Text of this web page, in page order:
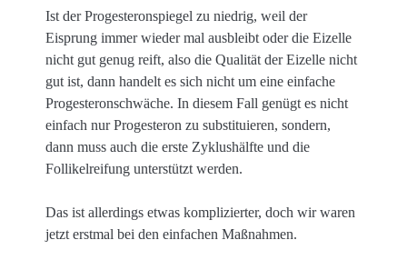
Ist der Progesteronspiegel zu niedrig, weil der
Eisprung immer wieder mal ausbleibt oder die Eizelle
nicht gut genug reift, also die Qualität der Eizelle nicht
gut ist, dann handelt es sich nicht um eine einfache
Progesteronschwäche. In diesem Fall genügt es nicht
einfach nur Progesteron zu substituieren, sondern,
dann muss auch die erste Zyklushälfte und die
Follikelreifung unterstützt werden.
Das ist allerdings etwas komplizierter, doch wir waren
jetzt erstmal bei den einfachen Maßnahmen.